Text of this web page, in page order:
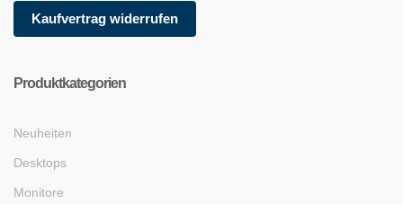
Kaufvertrag widerrufen
Produktkategorien
Neuheiten
Desktops
Monitore